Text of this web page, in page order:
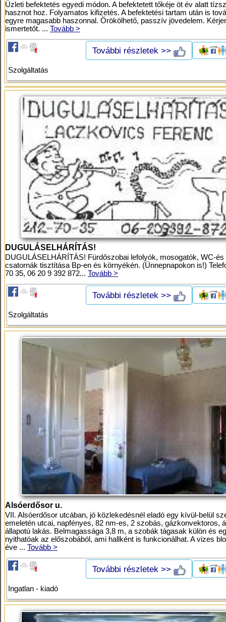
Üzleti befektetés egyedi módon. A befektetett tőkéje öt év alatt
hasznot hoz. Folyamatos kifizetés. A befektetési tartam után is
egyre magasabb haszonnal. Örökölhető, passzív jövedelem.
ismertetőt. ... Tovább >
További részletek >>
Szolgáltatás
DUGULÁSELHÁRÍTÁS!
DUGULÁSELHÁRÍTÁS! Fürdőszobai lefolyók, mosogatók, WC-és
csatornák tisztítása Bp-en és környékén. (Ünnepnapokon is!)
70 35, 06 20 9 392 872... Tovább >
További részletek >>
Szolgáltatás
Alsóerdősor u.
VII. Alsóerdősor utcában, jó közlekedésnél eladó egy kívül-belül
emeletén utcai, napfényes, 82 nm-es, 2 szobás, gázkonvektoros,
állapotú lakás. Belmagassága 3,8 m, a szobák tágasak külön és
nyithatóak az előszobából, ami hallként is funkcionálhat. A vizes
éve ... Tovább >
További részletek >>
Ingatlan - kiadó